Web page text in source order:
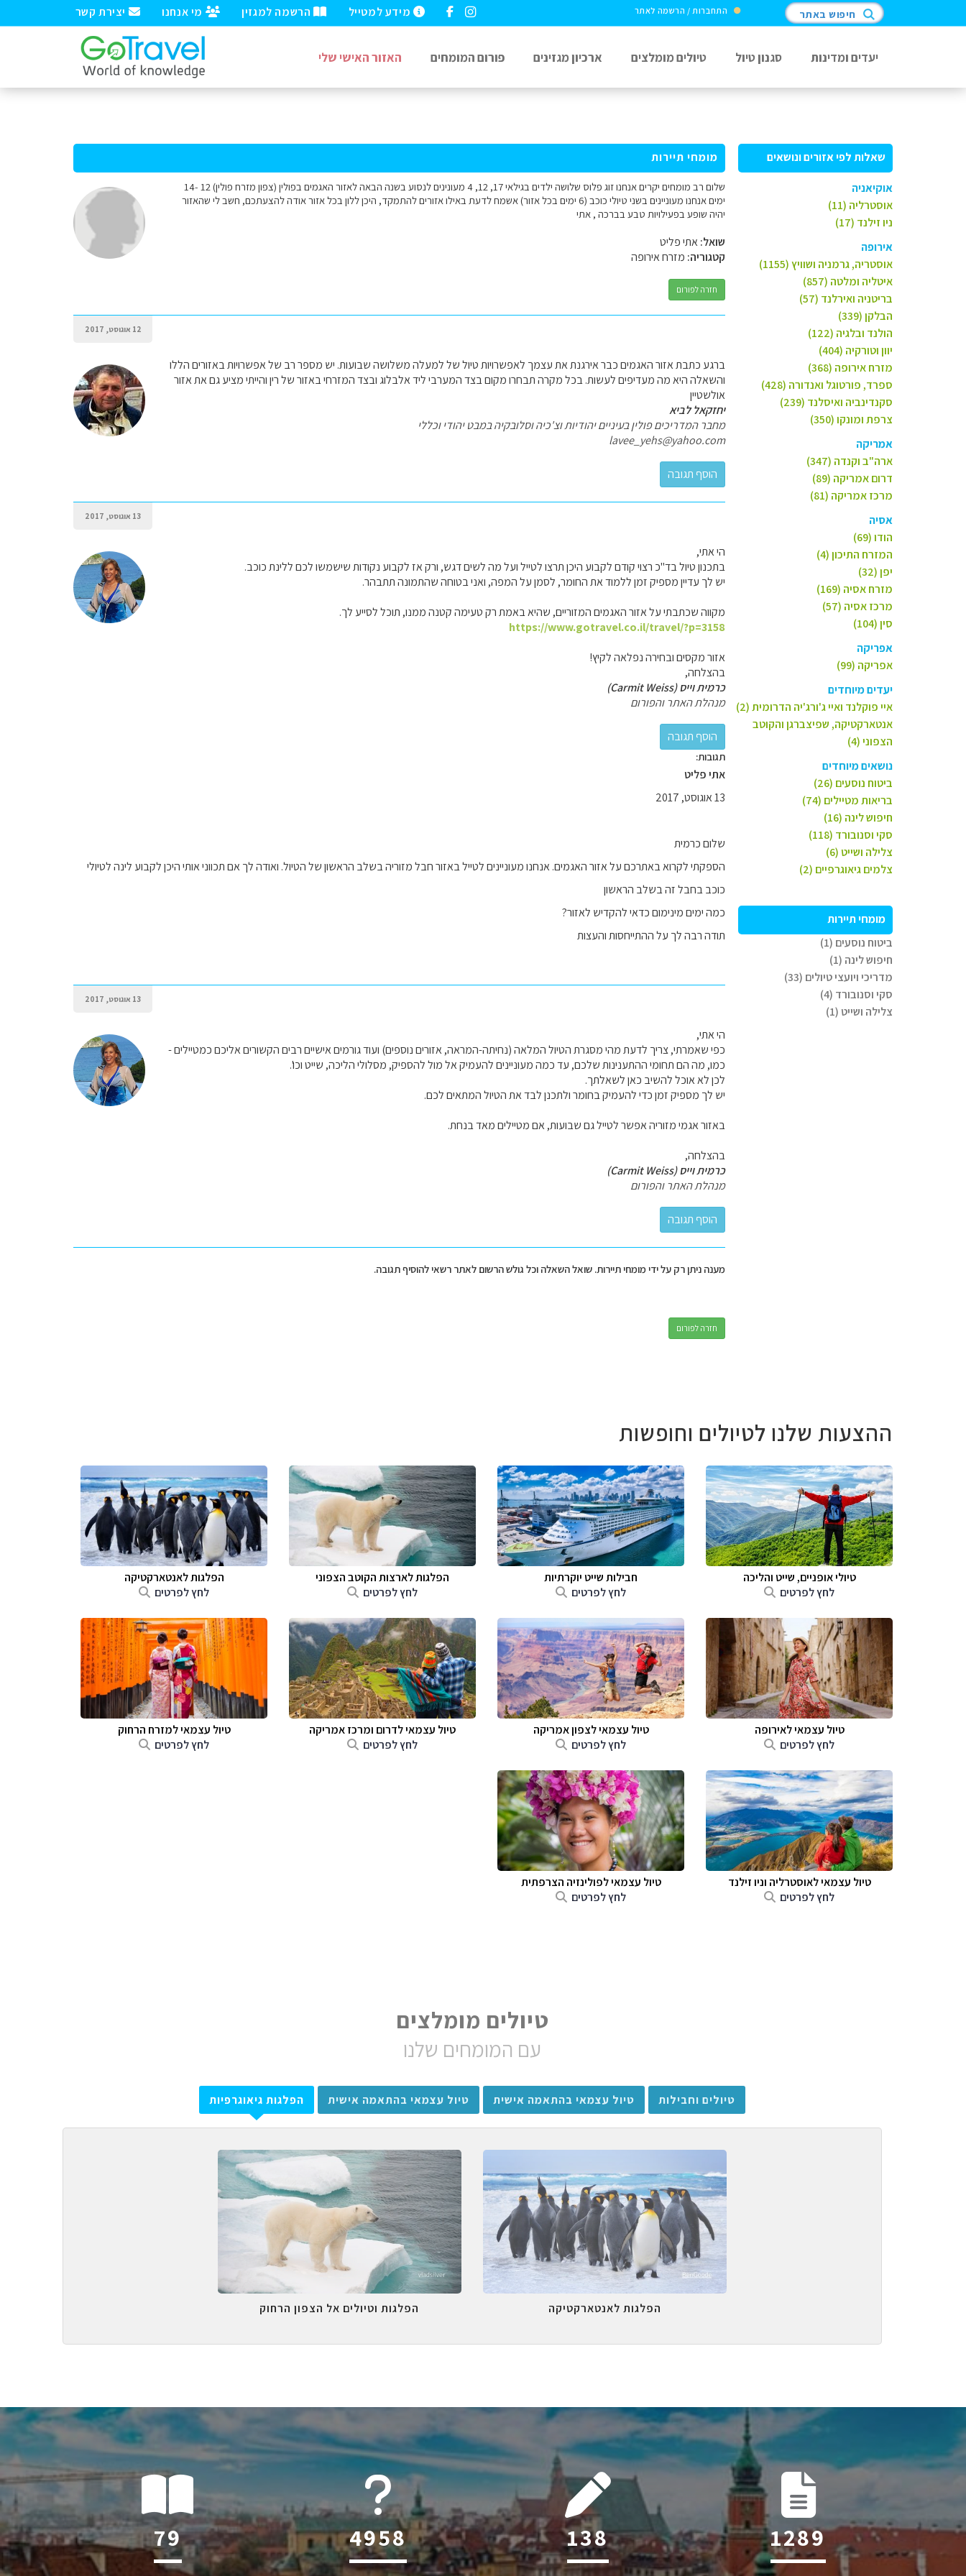
יצירת קשר מי אנחנו הרשמה למגזין מידע למטייל התחברות / הרשמה לאתר חיפוש באתר
יעדים ומדינות סגנון טיול טיולים מומלצים ארכיון מגזינים פורום המומחים האזור האישי שלי
שאלות לפי אזורים ונושאים
אוקיאניה
אוסטרליה (11)
ניו זילנד (17)
אירופה
אוסטריה, גרמניה ושוויץ (1155)
איטליה ומלטה (857)
בריטניה ואירלנד (57)
הבלקן (339)
הולנד ובלגיה (122)
יוון וטורקיה (404)
מזרח אירופה (368)
ספרד, פורטוגל ואנדורה (428)
סקנדינביה ואיסלנד (239)
צרפת ומונקו (350)
אמריקה
ארה"ב וקנדה (347)
דרום אמריקה (89)
מרכז אמריקה (81)
אסיה
הודו (69)
המזרח התיכון (4)
יפן (32)
מזרח אסיה (169)
מרכז אסיה (57)
סין (104)
אפריקה
אפריקה (99)
יעדים מיוחדים
איי פוקלנד ואיי ג'ורג'יה הדרומית (2)
אנטארקטיקה, שפיצברגן והקוטב
הצפוני (4)
נושאים מיוחדים
ביטוח נוסעים (26)
בריאות מטיילים (74)
חיפוש לינה (16)
סקי וסנובורד (118)
צלילה ושייט (6)
צלמים גיאוגרפיים (2)
מומחי תיירות
ביטוח נוסעים (1)
חיפוש לינה (1)
מדריכי ויועצי טיולים (33)
סקי וסנובורד (4)
צלילה ושייט (1)
מומחי תיירות
שלום רב מומחים יקרים אנחנו זוג פלוס שלושה ילדים בגילאי 17, 12, 4 מעונינים לנסוע בשנה הבאה לאזור האגמים בפולין (צפון מזרח פולין) 12 -14
ימים אנחנו מעוניינים בשני טיולי כוכב (6 ימים בכל אזור) אשמח לדעת באילו אזורים להתמקד, היכן ללון בכל אזור אודה להצעתכם, חשב לי שהאזור
יהיה שופע בפעילויות טבע בברכה , אתי
שואל:אתי פליט
קטגוריה: מזרח אירופה
חזרה לפורום
12 אוגוסט, 2017
ברגע כתבת אזור האגמים כבר אירגנת את עצמך לאפשרויות טיול של למעלה משלושה שבועות. יש מספר רב של אפשרויות באזורים הללו
והשאלה היא מה מעדיפים לעשות. בכל מקרה תבחרו מקום בצד המערבי ליד אלבלוג ובצד המזרחי באזור של רין והייתי מציע גם את אזור
אולשטיין
יחזקאל לביא
מחבר המדריכים פולין בעיניים יהודיות וצ'כיה וסלובקיה במבט יהודי וכללי
lavee_yehs@yahoo.com
13 אוגוסט, 2017
הי אתי,
בתכנון טיול בד"כ רצוי קודם לקבוע היכן תרצו לטייל ועל מה לשים דגש, ורק אז לקבוע נקודות שישמשו לכם ללינת כוכב.
יש לך עדיין מספיק זמן ללמוד את החומר, לסמן על המפה, ואני בטוחה שהתמונה תתבהר.
מקווה שכתבתי על אזור האגמים המזוריים, שהיא באמת רק טעימה קטנה ממנו, תוכל לסייע לך.
https://www.gotravel.co.il/travel/?p=3158
אזור מקסים ובחירה נפלאה לקיץ!
בהצלחה,
כרמית וייס (Carmit Weiss)
מנהלת האתר והפורום
תגובות:
אתי פליט
13 אוגוסט, 2017
שלום כרמית
הספקתי לקרוא באתרכם על אזור האגמים. אנחנו מעוניינים לטייל באזור חבל מזוריה בשלב הראשון של הטיול. ואודה לך אם תכווני אותי היכן לקבוע לינה לטיולי
כוכב בחבל זה בשלב הראשון
כמה ימים מינימום כדאי להקדיש לאזור?
תודה רבה לך על ההתייחסות והעצות
13 אוגוסט, 2017
הי אתי,
כפי שאמרתי, צריך לדעת מהי מסגרת הטיול המלאה (נחיתה-המראה, אזורים נוספים) ועוד גורמים אישיים רבים הקשורים אליכם כמטיילים -
כמו, מה הם תחומי ההתענינות שלכם, עד כמה מעוניינים להעמיק אל מול להספיק, מסלולי הליכה, שייט וכו'.
לכן לא אוכל להשיב כאן לשאלתך.
יש לך מספיק זמן כדי להעמיק בחומר ולתכנן לבד את הטיול המתאים לכם.
באזור אגמי מזוריה אפשר לטייל גם שבועות, אם מטיילים מאד בנחת.
בהצלחה,
כרמית וייס (Carmit Weiss)
מנהלת האתר והפורום
מענה ניתן רק על ידי מומחי תיירות. שואל השאלה וכל גולש הרשום לאתר רשאי להוסיף תגובה.
חזרה לפורום
ההצעות שלנו לטיולים וחופשות
טיולי אופניים, שייט והליכה
לחץ לפרטים
חבילות שייט יוקרתיות
לחץ לפרטים
הפלגות לארצות הקוטב הצפוני
לחץ לפרטים
הפלגות לאנטארקטיקה
לחץ לפרטים
טיול עצמאי לאירופה
לחץ לפרטים
טיול עצמאי לצפון אמריקה
לחץ לפרטים
טיול עצמאי לדרום ומרכז אמריקה
לחץ לפרטים
טיול עצמאי למזרח הרחוק
לחץ לפרטים
טיול עצמאי לאוסטרליה וניו זילנד
לחץ לפרטים
טיול עצמאי לפולינזיה הצרפתית
לחץ לפרטים
טיולים מומלצים
עם המומחים שלנו
טיולים וחבילות טיול עצמאי בהתאמה אישית טיול עצמאי בהתאמה אישית הפלגות גיאוגרפיות
הפלגות לאנטארקטיקה הפלגות וטיולים אל הצפון הרחוק
122 6044 213 1982